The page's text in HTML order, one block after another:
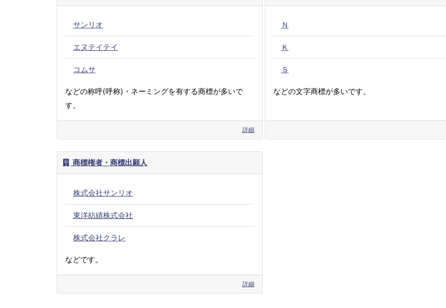
サンリオ
エヌテイテイ
コムサ
などの称呼(呼称)・ネーミングを有する商標が多いで
す。
詳細
Ｎ
Ｋ
Ｓ
などの文字商標が多いです。
商標権者・商標出願人
株式会社サンリオ
東洋紡績株式会社
株式会社クラレ
などです。
詳細